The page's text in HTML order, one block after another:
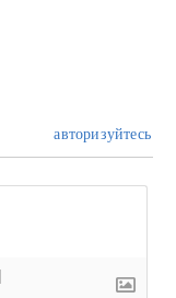
авторизуйтесь